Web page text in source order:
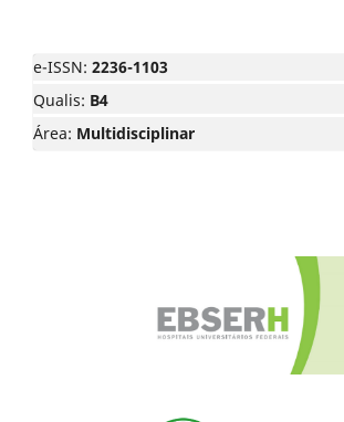
e-ISSN: 2236-1103
Qualis: B4
Área: Multidisciplinar